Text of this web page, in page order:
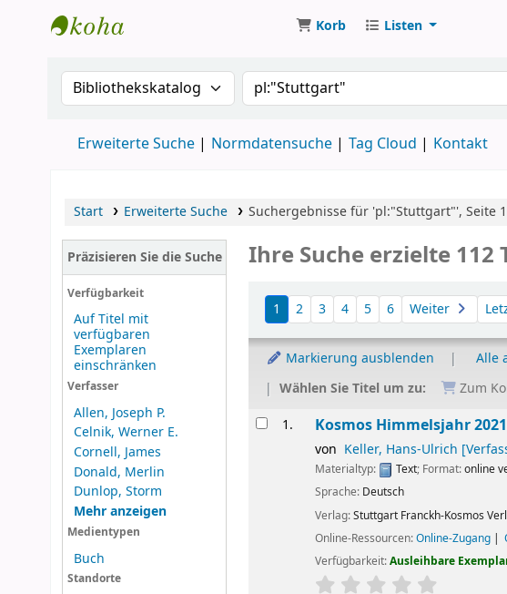
Korb Listen
Suche im Katalog nach:Suche im Katalog
Erweiterte Suche Normdatensuche Tag Cloud Kontakt
Start Erweiterte Suche Suchergebnisse für 'pl:"Stuttgart"', Seite
Präzisieren Sie die Suche
Verfügbarkeit
Auf Titel mit
verfügbaren
Exemplaren
einschränken
Verfasser
Allen, Joseph P.
Celnik, Werner E.
Cornell, James
Donald, Merlin
Dunlop, Storm
Mehr anzeigen
Medientypen
Buch
Standorte
Ihre Suche erzielte 112
Sortieren
1 2 3 4 5 6 Weiter
Markierung ausblenden Alle
Wählen Sie Titel um zu:
Zum
Ergebnisse
1. Kosmos Himmelsjahr
von Keller, Hans-Ulrich
Materialtyp: Text; Format:online
Sprache: Deutsch
Verlag:Stuttgart Franckh-Kosmos
Online-Ressourcen:Online-Zugang
Verfügbarkeit:Ausleihbare
Sternchenbewertung